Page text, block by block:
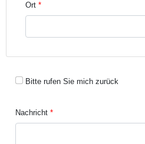
Ort
Bitte rufen Sie mich zurück
Nachricht